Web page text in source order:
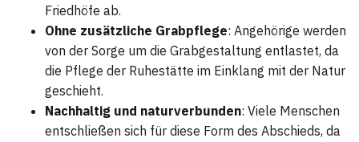
Friedhöfe ab.
Ohne zusätzliche Grabpflege: Angehörige werden
von der Sorge um die Grabgestaltung entlastet, da
die Pflege der Ruhestätte im Einklang mit der Natur
geschieht.
Nachhaltig und naturverbunden: Viele Menschen
entschließen sich für diese Form des Abschieds, da